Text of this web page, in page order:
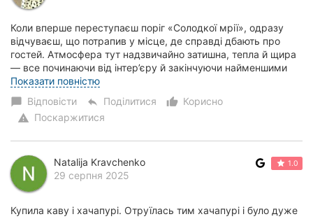
Коли вперше переступаєш поріг «Солодкої мрії», одразу
відчуваєш, що потрапив у місце, де справді дбають про
гостей. Атмосфера тут надзвичайно затишна, тепла й щира
— все починаючи від інтер’єру й закінчуючи найменшими
деталями створене з любов’ю та у...
Показати повністю
chat_bubble Відповісти reply Поділитися thumb_up_alt
Корисно
warning Поскаржитися
Natalija Kravchenko
29 серпня 2025
1.0
Купила каву і хачапурі. Отруїлась тим хачапурі і було дуже